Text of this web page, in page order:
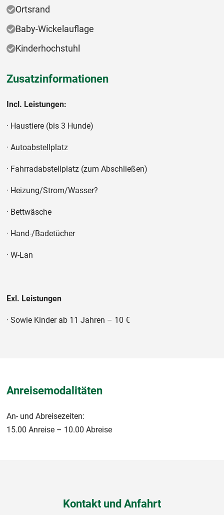
Ortsrand
Baby-Wickelauflage
Kinderhochstuhl
Zusatzinformationen
Incl. Leistungen:
· Haustiere (bis 3 Hunde)
· Autoabstellplatz
· Fahrradabstellplatz (zum Abschließen)
· Heizung/Strom/Wasser?
· Bettwäsche
· Hand-/Badetücher
· W-Lan
Exl. Leistungen
· Sowie Kinder ab 11 Jahren – 10 €
Anreisemodalitäten
An- und Abreisezeiten:
15.00 Anreise – 10.00 Abreise
Kontakt und Anfahrt